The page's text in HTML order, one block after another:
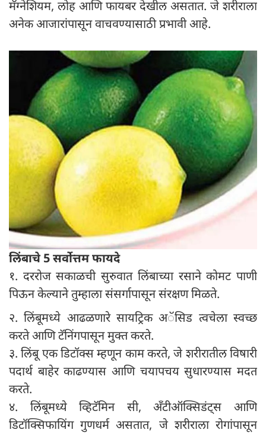
मॅग्नेशियम, लोह आणि फायबर देखील असतात. जे शरीराला
अनेक आजारांपासून वाचवण्यासाठी प्रभावी आहे.
लिंबाचे 5 सर्वोत्तम फायदे
१. दररोज सकाळची सुरुवात लिंबाच्या रसाने कोमट पाणी
पिऊन केल्याने तुम्हाला संसर्गापासून संरक्षण मिळते.
२. लिंबूमध्ये आढळणारे सायट्रिक अॅसिड त्वचेला स्वच्छ
करते आणि टॅनिंगपासून मुक्त करते.
३. लिंबू एक डिटॉक्स म्हणून काम करते, जे शरीरातील विषारी
पदार्थ बाहेर काढण्यास आणि चयापचय सुधारण्यास मदत
करते.
४. लिंबूमध्ये व्हिटॅमिन सी, अँटीऑक्सिडंट्स आणि
डिटॉक्सिफायिंग गुणधर्म असतात, जे शरीराला रोगांपासून